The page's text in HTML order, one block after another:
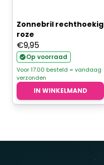
Zonnebril rechthoekig
roze
€9,95
Op voorraad
Voor 17.00 besteld = vandaag
verzonden
IN WINKELMAND